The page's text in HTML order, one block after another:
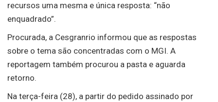
recursos uma mesma e única resposta: “não
enquadrado”.
Procurada, a Cesgranrio informou que as respostas
sobre o tema são concentradas com o MGI. A
reportagem também procurou a pasta e aguarda
retorno.
Na terça-feira (28), a partir do pedido assinado por